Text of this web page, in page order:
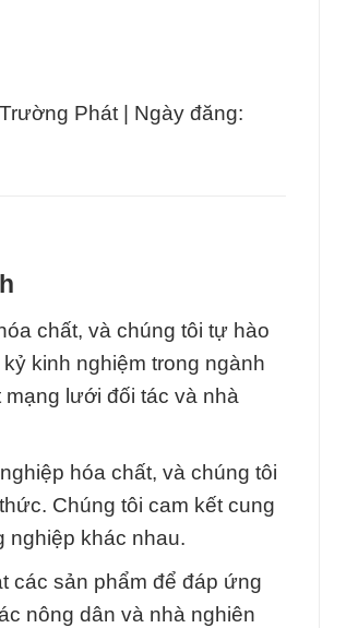
Phát | Ngày đăng:
chất, và chúng tôi tự hào
kinh nghiệm trong ngành
lưới đối tác và nhà
hóa chất, và chúng tôi
Chúng tôi cam kết cung
nghiệp khác nhau.
các sản phẩm để đáp ứng
nông dân và nhà nghiên